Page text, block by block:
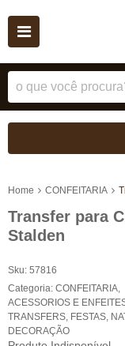
Home CONFEITARIA
Transfer para
Stalden
Sku: 57816
Categoria: CONFEITARIA
ACESSORIOS E
TRANSFERS FESTAS
DECORAÇÃO